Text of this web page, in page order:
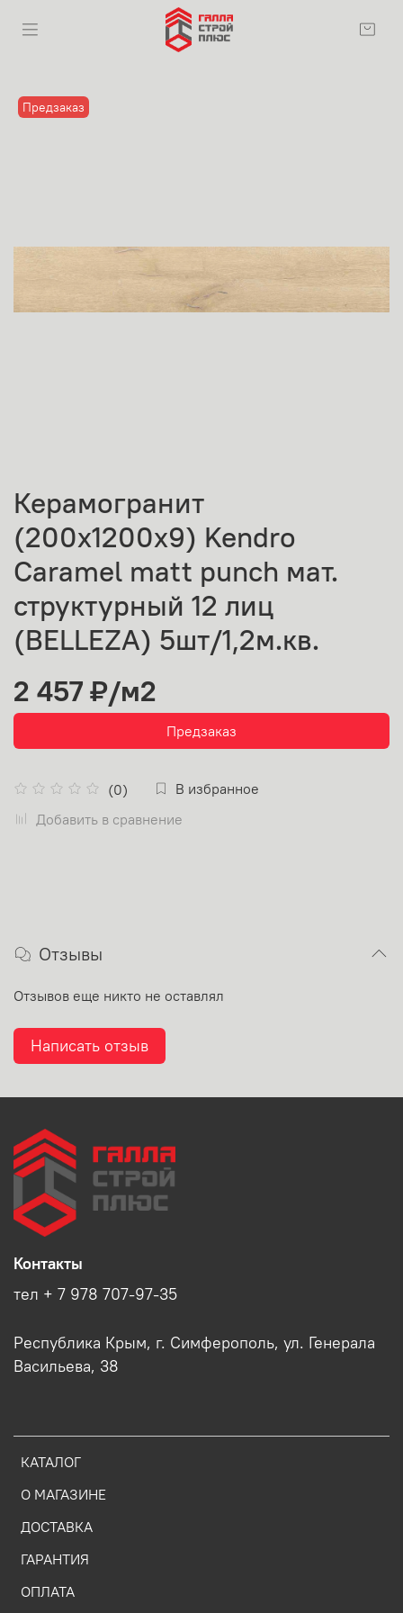
Предзаказ
Керамогранит
(200х1200х9) Kendro
Caramel matt punch мат.
структурный 12 лиц
(BELLEZA) 5шт/1,2м.кв.
(0)
В избранное
Добавить в сравнение
2 457 ₽/м2
Предзаказ
Отзывы
Отзывов еще никто не оставлял
Написать отзыв
КАТАЛОГ
О МАГАЗИНЕ
ДОСТАВКА
ГАРАНТИЯ
ОПЛАТА
Контакты
тел + 7 978 707-97-35
Республика Крым, г. Симферополь, ул. Генерала
Васильева, 38